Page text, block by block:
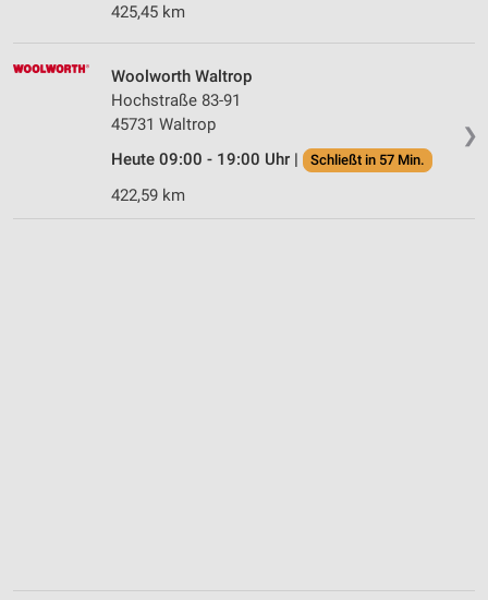
425,45 km
❯
Woolworth Waltrop
Hochstraße 83-91
45731 Waltrop
Heute 09:00 - 19:00 Uhr |
Schließt in 57 Min.
422,59 km